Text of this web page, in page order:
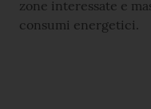
zone interessate e
consumi energetici.